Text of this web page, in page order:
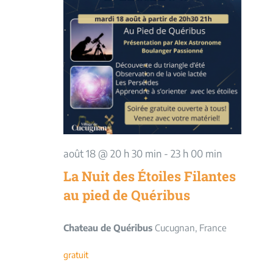
août 18 @ 20 h 30 min- 23 h 00 min
La Nuit des Étoiles Filantes
au pied de Quéribus
Chateau de Quéribus Cucugnan, France
gratuit